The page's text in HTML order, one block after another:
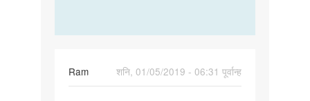
Ram
शनि, 01/05/2019 - 06:31 पूर्वान्ह